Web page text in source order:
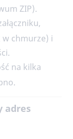
ZIP).
chmurze) i
na kilka
adres